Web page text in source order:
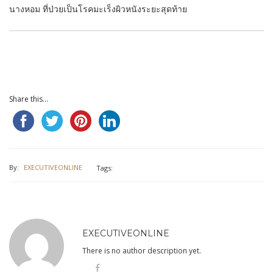
นางหอม ที่ป่วยเป็นโรคมะเร็งผิวหนังระยะสุดท้าย
Share this...
By: EXECUTIVEONLINE Tags:
EXECUTIVEONLINE
There is no author description yet.